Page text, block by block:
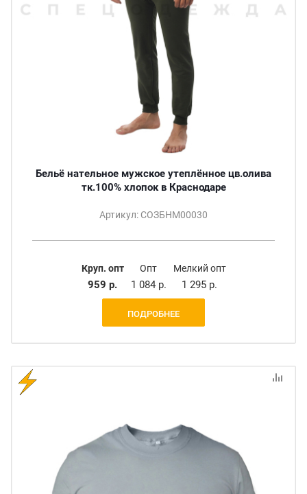
Бельё нательное мужское утеплённое цв.олива
тк.100% хлопок в Краснодаре
Артикул: СОЗБНМ00030
Круп. опт
959 р.
Опт
1 084 р.
Мелкий опт
1 295 р.
ПОДРОБНЕЕ